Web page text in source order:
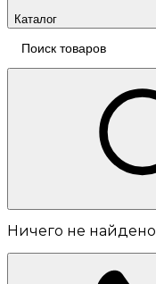
Каталог
Ничего не найдено